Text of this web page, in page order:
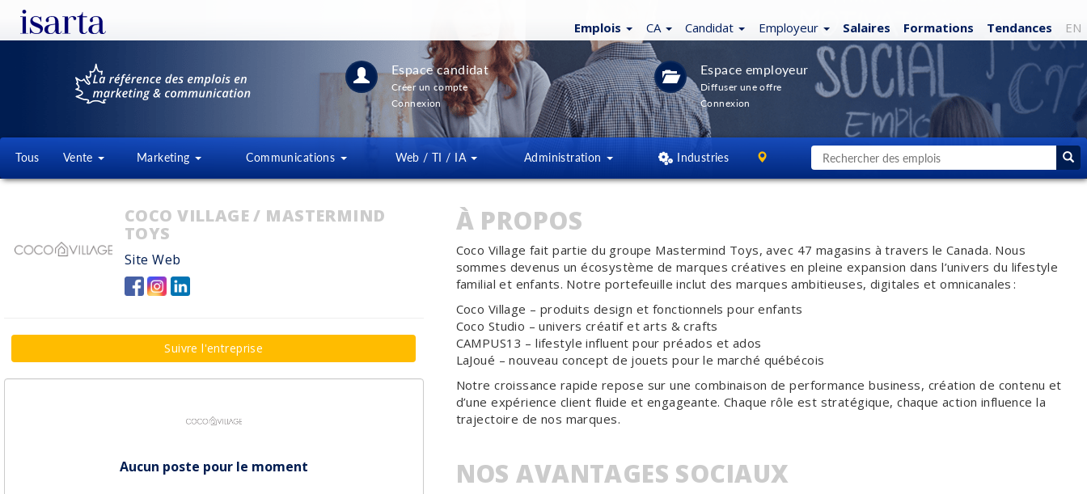
Emplois CA Candidat Employeur Salaires Formations Tendances EN
Espace candidat
Créer un compte
Connexion
Espace employeur
Diffuser une offre
Connexion
Tous Vente Marketing Communications Web / TI / IA Administration Industries
COCO VILLAGE / MASTERMIND
TOYS
Site Web
Suivre l'entreprise
Aucun poste pour le moment
À PROPOS
Coco Village fait partie du groupe Mastermind Toys, avec 47 magasins à travers le Canada. Nous
sommes devenus un écosystème de marques créatives en pleine expansion dans l’univers du lifestyle
familial et enfants. Notre portefeuille inclut des marques ambitieuses, digitales et omnicanales :
Coco Village – produits design et fonctionnels pour enfants
Coco Studio – univers créatif et arts & crafts
CAMPUS13 – lifestyle influent pour préados et ados
LaJoué – nouveau concept de jouets pour le marché québécois
Notre croissance rapide repose sur une combinaison de performance business, création de contenu et
d’une expérience client fluide et engageante. Chaque rôle est stratégique, chaque action influence la
trajectoire de nos marques.
NOS AVANTAGES SOCIAUX